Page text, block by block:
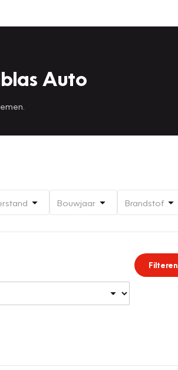
Auto
Bouwjaar Brandstof
Filteren